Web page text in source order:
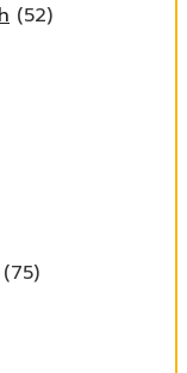
(52)
(75)